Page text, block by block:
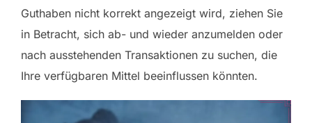
Guthaben nicht korrekt angezeigt wird, ziehen Sie
in Betracht, sich ab- und wieder anzumelden oder
nach ausstehenden Transaktionen zu suchen, die
Ihre verfügbaren Mittel beeinflussen könnten.